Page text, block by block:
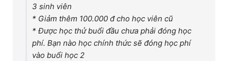
3 sinh viên
* Giảm thêm 100.000 đ cho học viên cũ
* Được học thử buổi đầu chưa phải đóng học
phí. Bạn nào học chính thức sẽ đóng học phí
vào buổi học 2